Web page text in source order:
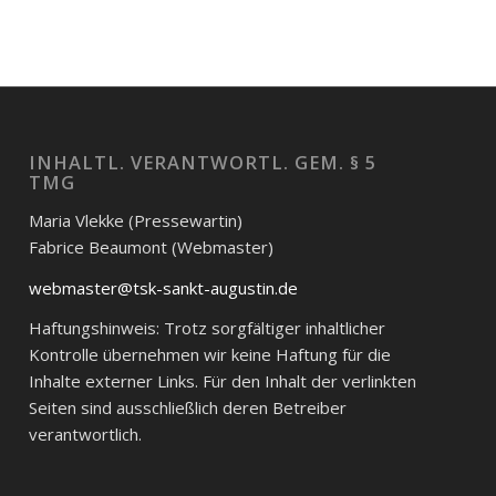
INHALTL. VERANTWORTL. GEM. § 5
TMG
Maria Vlekke (Pressewartin)
Fabrice Beaumont (Webmaster)
webmaster@tsk-sankt-augustin.de
Haftungshinweis: Trotz sorgfältiger inhaltlicher
Kontrolle übernehmen wir keine Haftung für die
Inhalte externer Links. Für den Inhalt der verlinkten
Seiten sind ausschließlich deren Betreiber
verantwortlich.